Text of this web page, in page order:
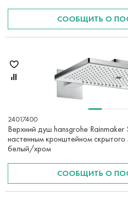
СООБЩИТЬ О
24017400
Верхний душ hansgrohe
настенным кронштейном
белый/хром
СООБЩИТЬ О